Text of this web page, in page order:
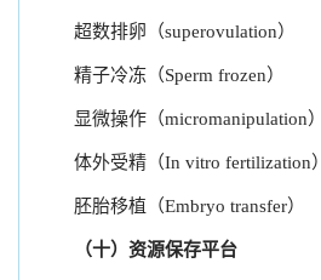
超数排卵（superovulation）
精子冷冻（Sperm frozen）
显微操作（micromanipulation）
体外受精（In vitro fertilization）
胚胎移植（Embryo transfer）
（十）资源保存平台